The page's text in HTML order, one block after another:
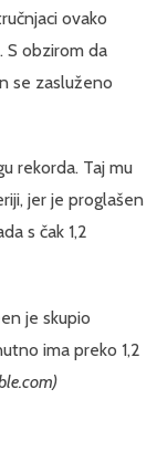
ovako
S obzirom da
se zasluženo
rekorda. Taj mu
jer je proglašen
s čak 1,2
je skupio
ima preko 1,2